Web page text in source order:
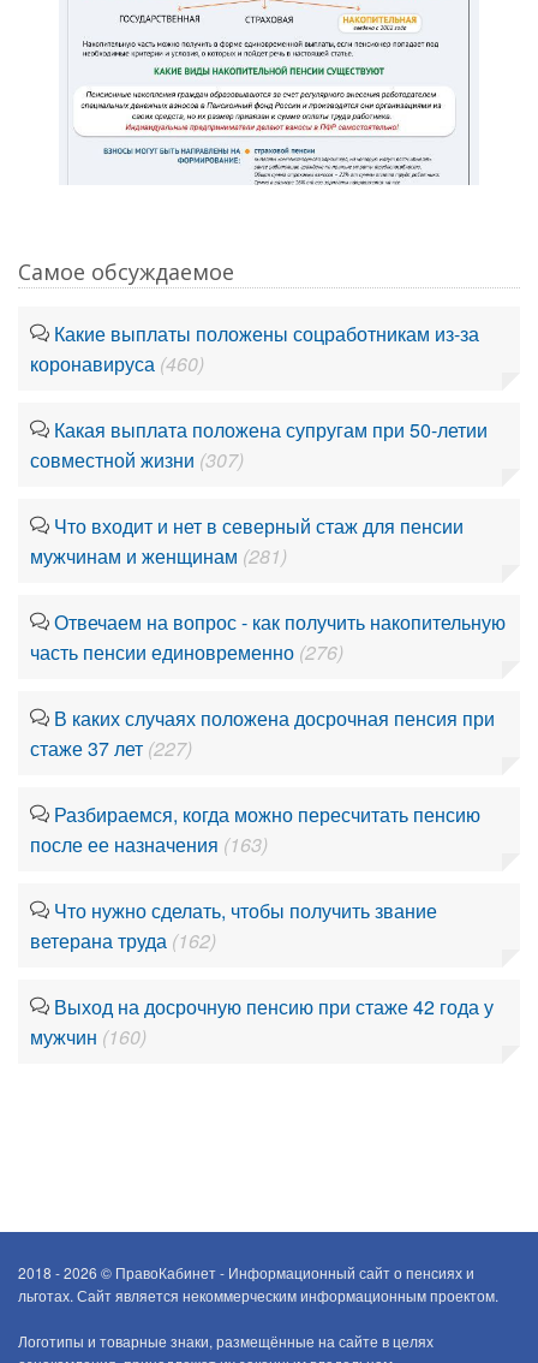
Самое обсуждаемое
Какие выплаты положены соцработникам из-за
коронавируса (460)
Какая выплата положена супругам при 50-летии
совместной жизни (307)
Что входит и нет в северный стаж для пенсии
мужчинам и женщинам (281)
Отвечаем на вопрос - как получить накопительную
часть пенсии единовременно (276)
В каких случаях положена досрочная пенсия при
стаже 37 лет (227)
Разбираемся, когда можно пересчитать пенсию
после ее назначения (163)
Что нужно сделать, чтобы получить звание
ветерана труда (162)
Выход на досрочную пенсию при стаже 42 года у
мужчин (160)
2018 - 2026 © ПравоКабинет - Информационный сайт о пенсиях и
льготах. Сайт является некоммерческим информационным проектом.
Логотипы и товарные знаки, размещённые на сайте в целях